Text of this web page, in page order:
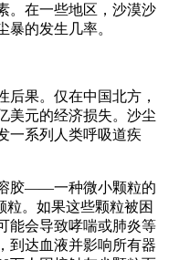
。在一些地区，沙漠沙
暴的发生几率。
后果。仅在中国北方，
美元的经济损失。沙尘
一系列人类呼吸道疾
胶——一种微小颗粒的
。如果这些颗粒被困
能会导致哮喘或肺炎等
到达血液并影响所有器